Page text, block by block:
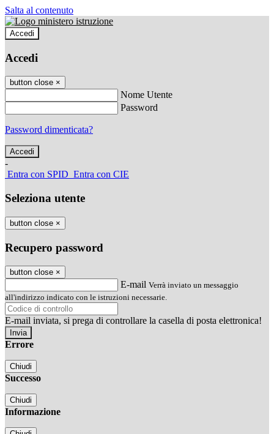
Salta al contenuto
Accedi
Accedi
button close ×
Nome Utente
Password
Password dimenticata?
-
Entra con SPID Entra con CIE
Seleziona utente
button close ×
Recupero password
button close ×
E-mail Verrà inviato un messaggio
all'indirizzo indicato con le istruzioni necessarie.
E-mail inviata, si prega di controllare la casella di posta elettronica!
Errore
Chiudi
Successo
Chiudi
Informazione